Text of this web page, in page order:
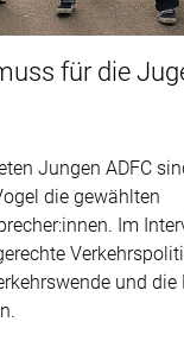
für die
Jungen ADFC
die gewählten
Im
und